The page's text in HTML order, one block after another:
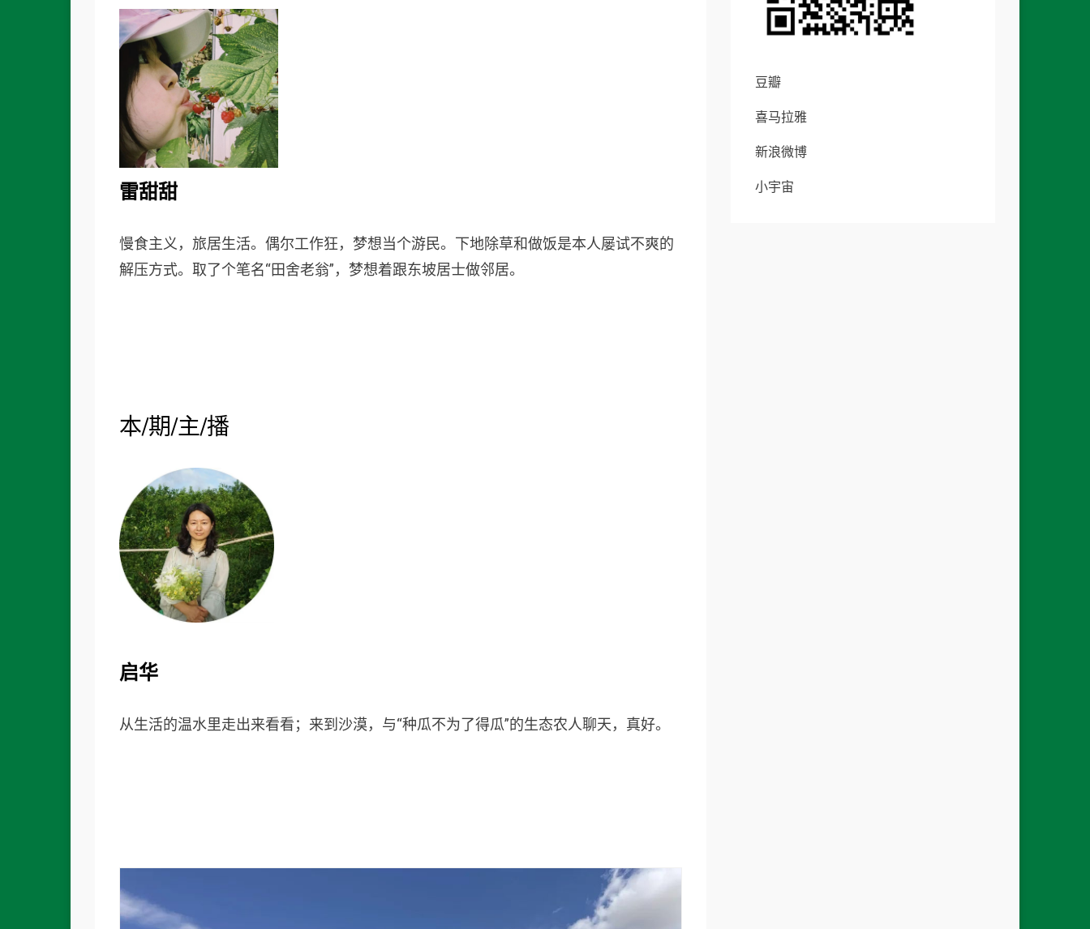
雷甜甜
慢食主义，旅居生活。偶尔工作狂，梦想当个游民。下地除草和做饭是本人屡试不爽的
解压方式。取了个笔名“田舍老翁”，梦想着跟东坡居士做邻居。
本/期/主/播
启华
从生活的温水里走出来看看；来到沙漠，与“种瓜不为了得瓜”的生态农人聊天，真好。
豆瓣
喜马拉雅
新浪微博
小宇宙